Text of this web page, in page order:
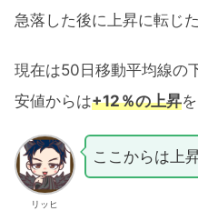
急落した後に上昇に転じ
現在は50日移動平均線の
安値からは+12％の上昇
リッヒ
ここからは上